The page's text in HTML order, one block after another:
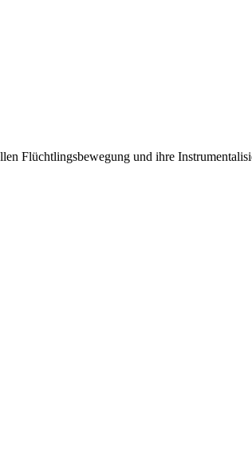
Flüchtlingsbewegung und ihre